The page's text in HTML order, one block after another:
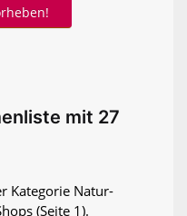
mit 27
Kategorie Natur-
(Seite 1).